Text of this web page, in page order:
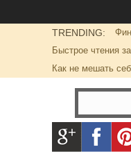
TRENDING:
Быстрое чтения
Как не мешать